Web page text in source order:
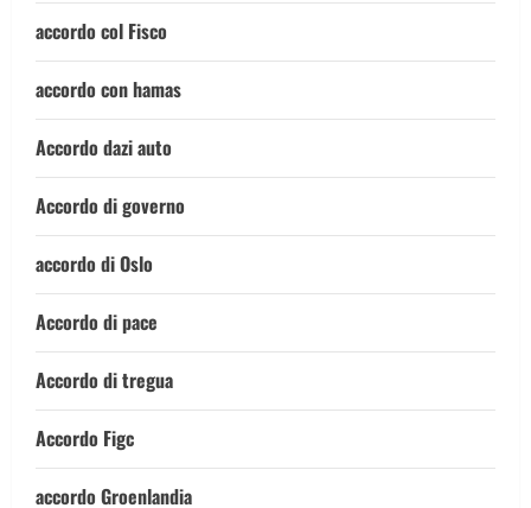
accordo col Fisco
accordo con hamas
Accordo dazi auto
Accordo di governo
accordo di Oslo
Accordo di pace
Accordo di tregua
Accordo Figc
accordo Groenlandia